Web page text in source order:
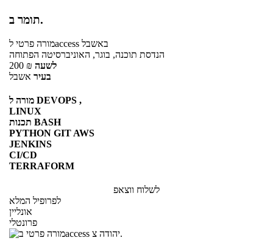
תומר ב.
מורה פרטילaccess באשבל
הנדסת תוכנה, בוגר, האוניברסיטה הפתוחה
200 ₪ לשעה
בעיר אשבל
מורה ל DEVOPS ,
LINUX
תכנות BASH
PYTHON GIT AWS
JENKINS
CI/CD
TERRAFORM
לשלוח ווצאפ
לפרופיל המלא
אונליין
פרונטלי